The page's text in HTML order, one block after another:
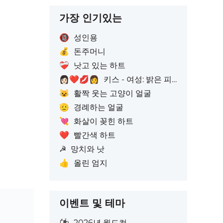
가장 인기있는
🔞 성인용
💰
돈주머니
❤️‍🩹 낫고 있는 하트
👩🏻‍❤️‍💋‍👩
키스 - 여성: 밝은 피부톤, 여성: 피부색 없음
😺 활짝 웃는 고양이 얼굴
🫡 경례하는 얼굴
💘 화살이 꽂힌 하트
❤️ 빨간색 하트
☭ 망치와 낫
👍
올린 엄지
이벤트 및 테마